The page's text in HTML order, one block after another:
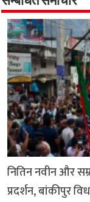
o
k
नितिन नवीन और
प्रदर्शन, बांकीपुर